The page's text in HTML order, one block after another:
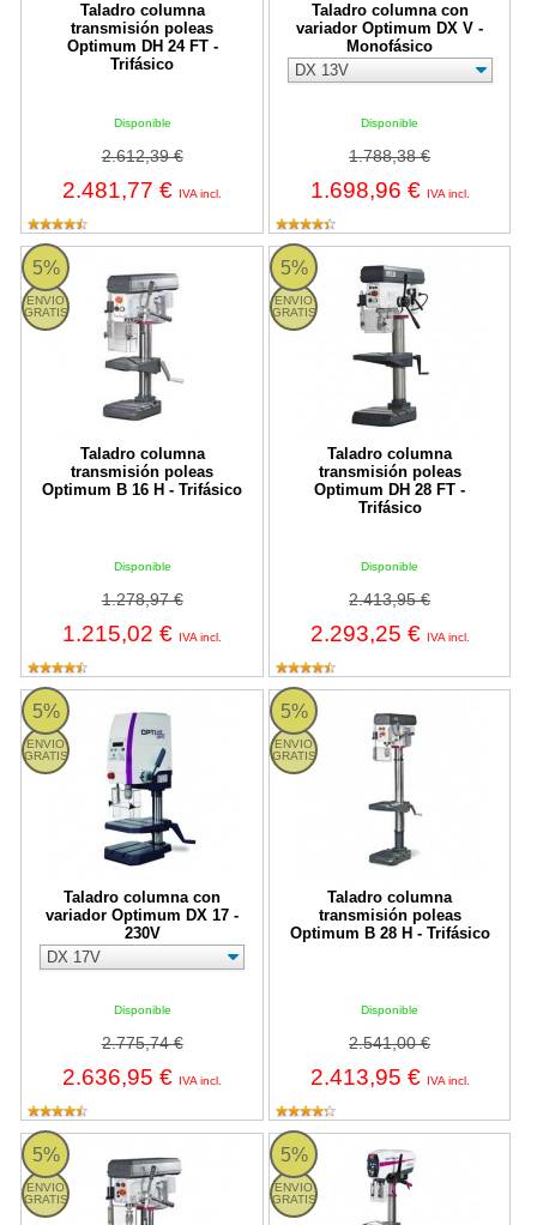
Taladro columna
transmisión poleas
Optimum DH 24 FT -
Trifásico
Disponible
2.612,39 €
2.481,77 € IVA incl.
Taladro columna con
variador Optimum DX V -
Monofásico
Disponible
1.788,38 €
1.698,96 € IVA incl.
5%
ENVIO
GRATIS
Taladro columna
transmisión poleas
Optimum B 16 H - Trifásico
Disponible
1.278,97 €
1.215,02 € IVA incl.
B 16 H Optimum 5%
ENVIO
GRATIS
Taladro columna
transmisión poleas
Optimum DH 28 FT -
Trifásico
Disponible
2.413,95 €
2.293,25 € IVA incl.
DH 28 FT Optimum
5%
ENVIO
GRATIS
Taladro columna con
variador Optimum DX 17 -
230V
Disponible
2.775,74 €
2.636,95 € IVA incl.
Taladro columna con variador Optimum DX 17 - 230V
5%
ENVIO
GRATIS
Taladro columna
transmisión poleas
Optimum B 28 H - Trifásico
Disponible
2.541,00 €
2.413,95 € IVA incl.
B 28 H Optimum
5%
ENVIO
GRATIS
Taladro columna transmisión poleas Optimum B 24 H
5%
ENVIO
GRATIS
Taladro columna transmisión